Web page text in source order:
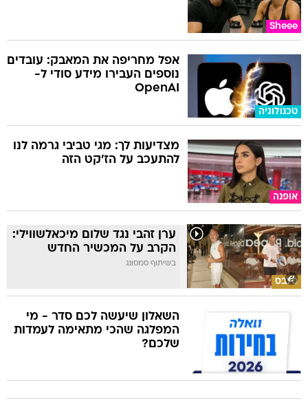
Sheee
טכנולוגיה
אפל מחריפה את המאבק: עובדים
נוספים העבירו מידע סודי ל-
OpenAI
אופנה
מצדיעות לך: מגי טביבי גרמה לנו
להתעכב על הז'קט הזה
סלבס
ערן זהבי נגד שלום מיכאלשווילי:
הקרב על המכשיר החדש
בשיתוף סמסונג
השאלון שיעשה לכם סדר - מי
המפלגה שהכי מתאימה לעמדות
שלכם?